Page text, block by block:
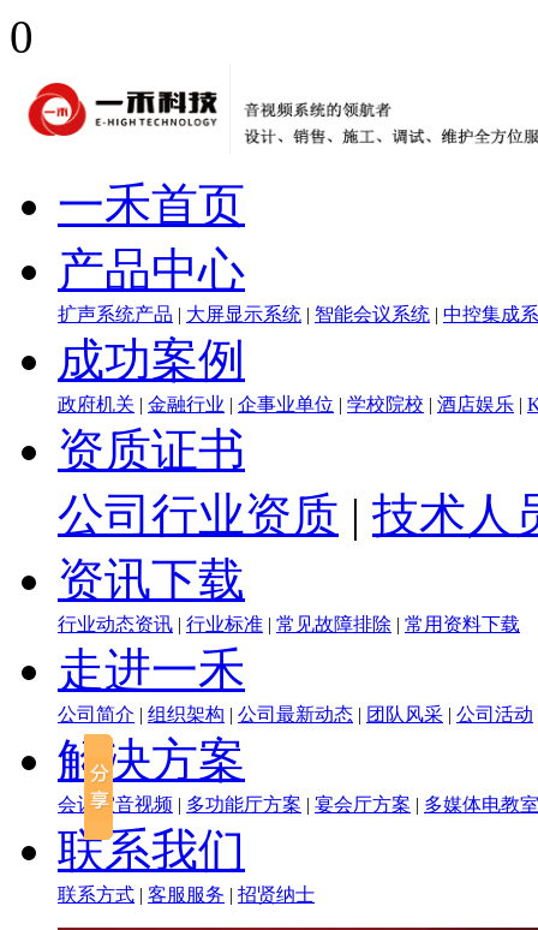
0
一禾首页
产品中心
扩声系统产品 | 大屏显示系统 | 智能会议系统 | 中控集成
成功案例
政府机关 | 金融行业 | 企事业单位 | 学校院校 | 酒店娱乐 |
资质证书
公司行业资质 | 技术人
资讯下载
行业动态资讯 | 行业标准 | 常见故障排除 | 常用资料下载
走进一禾
公司简介 | 组织架构 | 公司最新动态 | 团队风采 | 公司活动
解决方案
会议室音视频 | 多功能厅方案 | 宴会厅方案 | 多媒体电教室
联系我们
联系方式 | 客服服务 | 招贤纳士